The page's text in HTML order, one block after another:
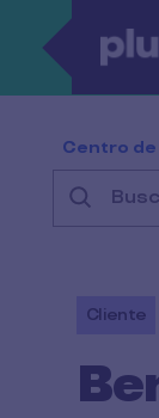
Pasar al
Centro de
Cliente